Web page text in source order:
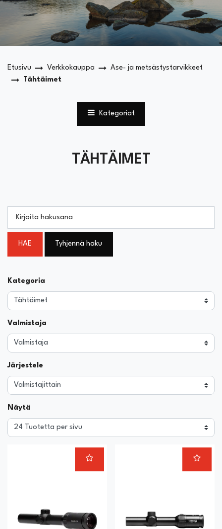
Etusivu Verkkokauppa
Ase- ja metsästystarvikkeet
Tähtäimet
Kategoriat
TÄHTÄIMET
HAE Tyhjennä haku
Kategoria
Valmistaja
Järjestele
Näytä